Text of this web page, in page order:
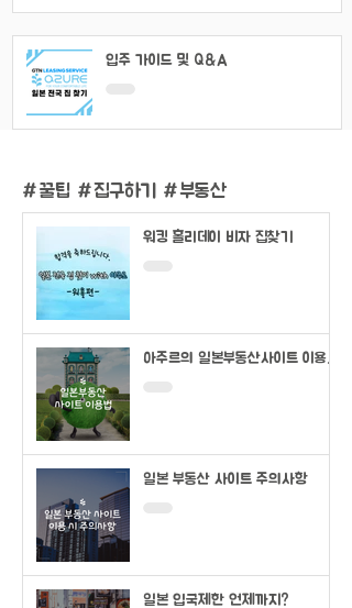
입주 가이드 및 Q&A
#꿀팁 #집구하기 #부동산
워킹 홀리데이 비자 집찾기
아주르의 일본부동산사이트 이용법
일본 부동산 사이트 주의사항
일본 입국제한 언제까지?